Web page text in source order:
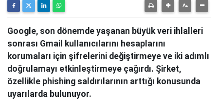
Google, son dönemde yaşanan büyük veri ihlalleri
sonrası Gmail kullanıcılarını hesaplarını
korumaları için şifrelerini değiştirmeye ve iki adımlı
doğrulamayı etkinleştirmeye çağırdı. Şirket,
özellikle phishing saldırılarının arttığı konusunda
uyarılarda bulunuyor.